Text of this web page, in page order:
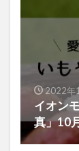
2022年
イオン
真」10